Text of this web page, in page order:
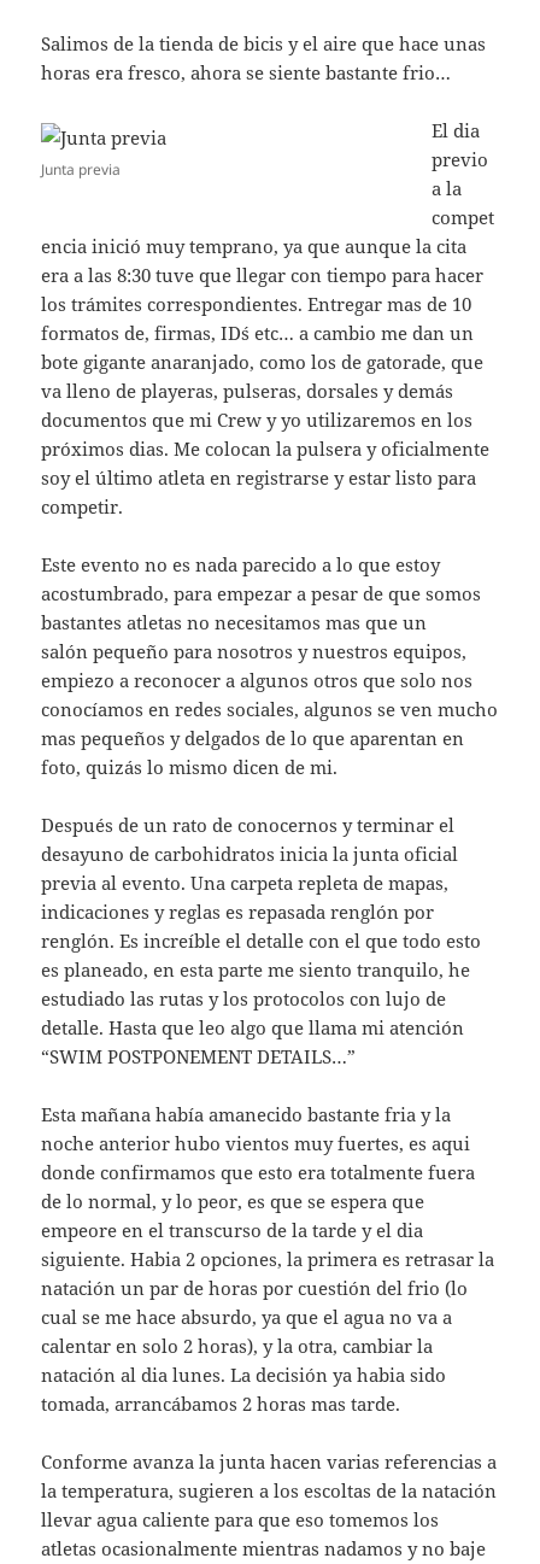
Salimos de la tienda de bicis y el aire que hace unas
horas era fresco, ahora se siente bastante frio…
Junta previa
El dia
previo
a la
compet
encia inició muy temprano, ya que aunque la cita
era a las 8:30 tuve que llegar con tiempo para hacer
los trámites correspondientes. Entregar mas de 10
formatos de, firmas, ID´s etc… a cambio me dan un
bote gigante anaranjado, como los de gatorade, que
va lleno de playeras, pulseras, dorsales y demás
documentos que mi Crew y yo utilizaremos en los
próximos dias. Me colocan la pulsera y oficialmente
soy el último atleta en registrarse y estar listo para
competir.
Este evento no es nada parecido a lo que estoy
acostumbrado, para empezar a pesar de que somos
bastantes atletas no necesitamos mas que un
salón pequeño para nosotros y nuestros equipos,
empiezo a reconocer a algunos otros que solo nos
conocíamos en redes sociales, algunos se ven mucho
mas pequeños y delgados de lo que aparentan en
foto, quizás lo mismo dicen de mi.
Después de un rato de conocernos y terminar el
desayuno de carbohidratos inicia la junta oficial
previa al evento. Una carpeta repleta de mapas,
indicaciones y reglas es repasada renglón por
renglón. Es increíble el detalle con el que todo esto
es planeado, en esta parte me siento tranquilo, he
estudiado las rutas y los protocolos con lujo de
detalle. Hasta que leo algo que llama mi atención
“SWIM POSTPONEMENT DETAILS…”
Esta mañana había amanecido bastante fria y la
noche anterior hubo vientos muy fuertes, es aqui
donde confirmamos que esto era totalmente fuera
de lo normal, y lo peor, es que se espera que
empeore en el transcurso de la tarde y el dia
siguiente. Habia 2 opciones, la primera es retrasar la
natación un par de horas por cuestión del frio (lo
cual se me hace absurdo, ya que el agua no va a
calentar en solo 2 horas), y la otra, cambiar la
natación al dia lunes. La decisión ya habia sido
tomada, arrancábamos 2 horas mas tarde.
Conforme avanza la junta hacen varias referencias a
la temperatura, sugieren a los escoltas de la natación
llevar agua caliente para que eso tomemos los
atletas ocasionalmente mientras nadamos y no baje